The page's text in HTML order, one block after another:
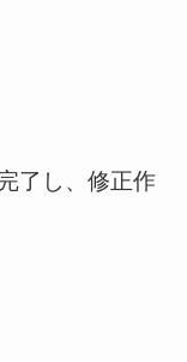
了し、修正作